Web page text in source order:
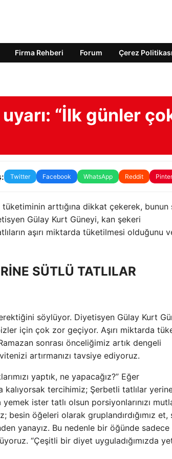
Firma Rehberi Forum Çerez Politikası
“İlk günler
Twitter Facebook WhatsApp Reddit
arttığına dikkat çekerek, bunun
Gülay Kurt Güneyi, kan şekeri
aşırı miktarda tüketilmesi olduğunu
SÜTLÜ TATLILAR
söylüyor. Diyetisyen Gülay Kurt
için çok zor geçiyor. Aşırı miktarda
sonrası önceliğimiz artık dengeli
artırmanızı tavsiye ediyoruz.
yaptık, ne yapacağız?” Eğer
kalıyorsak tercihimiz; Şerbetli tatlılar
ister tatlı olsun porsiyonlarınızı
öğeleri olarak gruplandırdığımız et,
yanayız. Bu nedenle bir öğünde sadece
“Çeşitli bir diyet uyguladığımızda